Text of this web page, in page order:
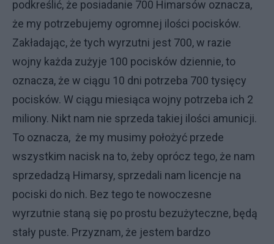
podkreślić, że posiadanie 700 Himarsów oznacza,
że my potrzebujemy ogromnej ilości pocisków.
Zakładając, że tych wyrzutni jest 700, w razie
wojny każda zużyje 100 pocisków dziennie, to
oznacza, że w ciągu 10 dni potrzeba 700 tysięcy
pocisków. W ciągu miesiąca wojny potrzeba ich 2
miliony. Nikt nam nie sprzeda takiej ilości amunicji.
To oznacza, że my musimy położyć przede
wszystkim nacisk na to, żeby oprócz tego, że nam
sprzedadzą Himarsy, sprzedali nam licencje na
pociski do nich. Bez tego te nowoczesne
wyrzutnie staną się po prostu bezużyteczne, będą
stały puste. Przyznam, że jestem bardzo